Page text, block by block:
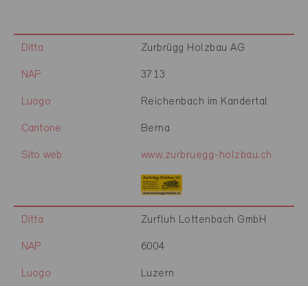
Ditta Zurbrügg Holzbau AG
NAP 3713
Luogo Reichenbach im Kandertal
Cantone Berna
Sito web www.zurbruegg-holzbau.ch
Ditta Zurfluh Lottenbach GmbH
NAP 6004
Luogo Luzern